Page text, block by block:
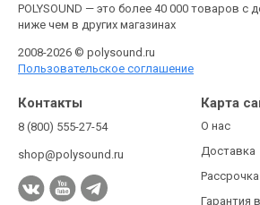
POLYSOUND — это более 40 000 товаров с
ниже чем в других магазинах
2008-2026 © polysound.ru
Пользовательское соглашение
Контакты
8 (800) 555-27-54
shop@polysound.ru
Карта
О нас
Доставка
Гарантия